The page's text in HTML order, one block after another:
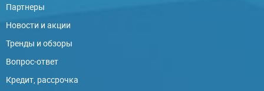
Партнеры
Новости и акции
Тренды и обзоры
Вопрос-ответ
Кредит, рассрочка